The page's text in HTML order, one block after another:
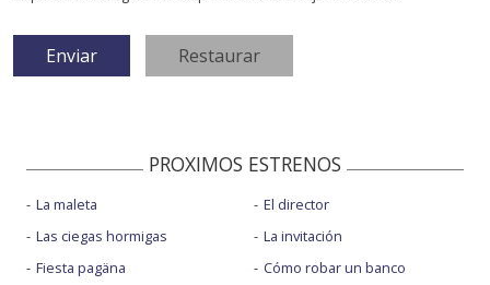
PROXIMOS ESTRENOS
La maleta
Las ciegas hormigas
Fiesta pagäna
El director
La invitación
Cómo robar un banco